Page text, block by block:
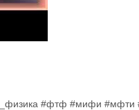
#фтф #мифи #мфти